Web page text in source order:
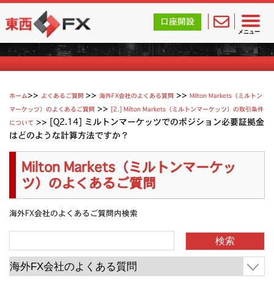
メニュー
東西FX｜海外FX会社（ブローカー）の無料口座開設サポ
口座開設
Milton Marketsのよくあるご質問
ホーム よくあるご質問 >>海外FX会社のよくある質問 >>Milton Markets（ミルトン
マーケッツ）のよくあるご質問 >> [2.] Milton Markets（ミルトンマーケッツ）の取引条件
について >> [Q2.14] ミルトンマーケッツでのポジション必要証拠金
はどのような計算方法ですか？
Milton Markets（ミルトンマーケッ
ツ）のよくあるご質問
海外FX会社のよくあるご質問内検索